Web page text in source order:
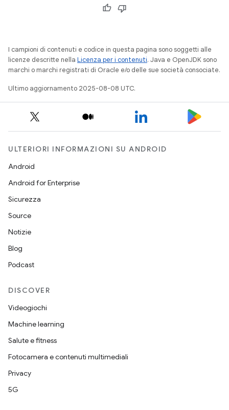
I campioni di contenuti e codice in questa pagina sono soggetti alle
licenze descritte nella Licenza per i contenuti. Java e OpenJDK sono
marchi o marchi registrati di Oracle e/o delle sue società consociate.
Ultimo aggiornamento 2025-08-08 UTC.
ULTERIORI INFORMAZIONI SU ANDROID
Android
Android for Enterprise
Sicurezza
Source
Notizie
Blog
Podcast
DISCOVER
Videogiochi
Machine learning
Salute e fitness
Fotocamera e contenuti multimediali
Privacy
5G